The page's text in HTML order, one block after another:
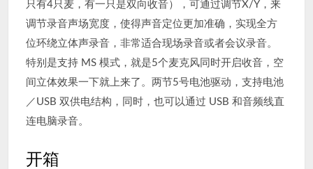
只有4只麦，有一只是双向收音），可通过调节X/Y，来
调节录音声场宽度，使得声音定位更加准确，实现全方
位环绕立体声录音，非常适合现场录音或者会议录音。
特别是支持 MS 模式，就是5个麦克风同时开启收音，空
间立体效果一下就上来了。两节5号电池驱动，支持电池
／USB 双供电结构，同时，也可以通过 USB 和音频线直
连电脑录音。
开箱